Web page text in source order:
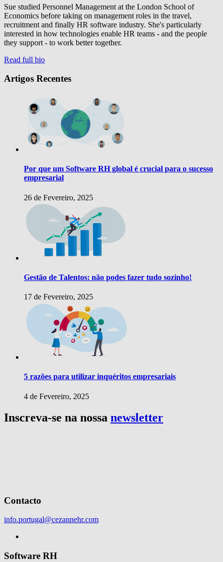
Sue studied Personnel Management at the London School of
Economics before taking on management roles in the travel,
recruitment and finally HR software industry. She's particularly
interested in how technologies enable HR teams - and the people
they support - to work better together.
Read full bio
Artigos Recentes
Por que um Software RH global é crucial para o sucesso
empresarial
26 de Fevereiro, 2025
Gestão de Talentos: não podes fazer tudo sozinho!
17 de Fevereiro, 2025
5 razões para utilizar inquéritos empresariais
4 de Fevereiro, 2025
Inscreva-se na nossa newsletter
Contacto
info.portugal@cezannehr.com
Software RH